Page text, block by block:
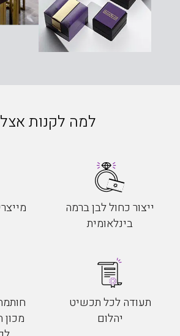
למה לקנות
ייצור כחול לבן ברמה
בינלאומית
תעודה לכל תכשיט
יהלום